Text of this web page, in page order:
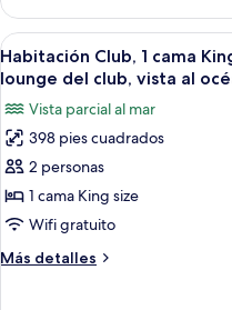
océano
2
camas
individuales,
vista
océano
Abrir
todas
fotos
de
Habitación
Club,
1
cama
King
11
Habitación Club, 1 cama
lounge del club, vista al
Vista parcial al mar
398 pies cuadrados
2 personas
1 cama King size
Wifi gratuito
Más detalles
Más